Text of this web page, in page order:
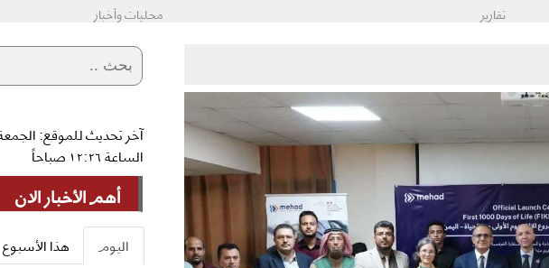
تقارير محليات وأخبار
الساعة ١٢:٢٦ صباحاً
أهم الأخبار الان
اليوم هذا الأسبوع